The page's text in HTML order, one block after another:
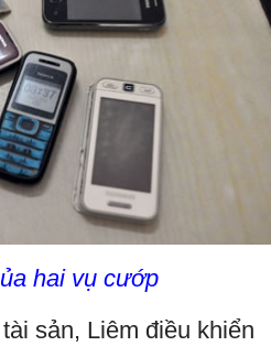
hai vụ cướp
sản, Liêm điều khiển